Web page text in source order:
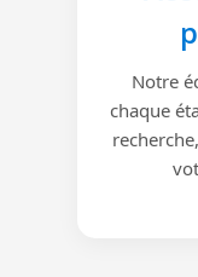
Notre
chaque